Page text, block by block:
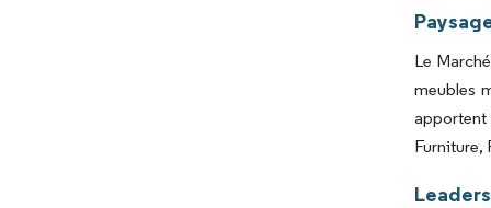
Le
meubles
apportent
Furniture,